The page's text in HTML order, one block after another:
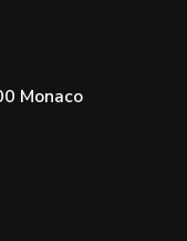
Monaco